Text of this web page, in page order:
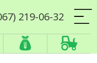
219-06-32